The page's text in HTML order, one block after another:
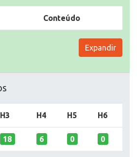
Conteúdo
Expandir
H3 H4 H5 H6
18 6 0 0